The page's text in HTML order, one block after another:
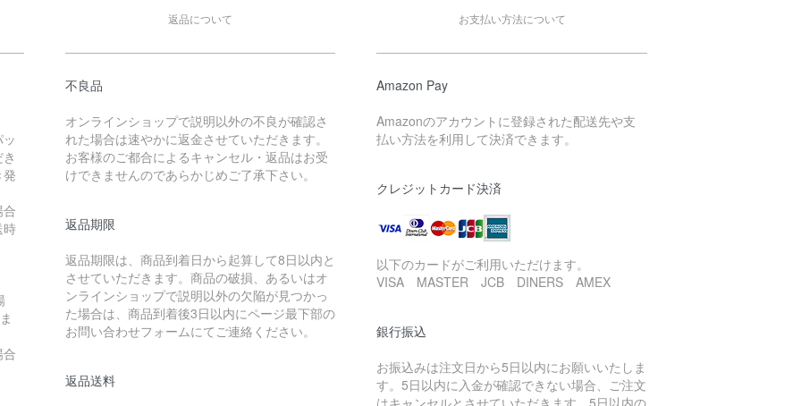
時
返品について
不良品
オンラインショップで説明以外の不良が確認さ
れた場合は速やかに返金させていただきます。
お客様のご都合によるキャンセル・返品はお受
けできませんのであらかじめご了承下さい。
返品期限
返品期限は、商品到着日から起算して8日以内と
させていただきます。商品の破損、あるいはオ
ンラインショップで説明以外の欠陥が見つかっ
た場合は、商品到着後3日以内にページ最下部の
お問い合わせフォームにてご連絡ください。
返品送料
お支払い方法について
Amazon Pay
Amazonのアカウントに登録された配送先や支
払い方法を利用して決済できます。
クレジットカード決済
以下のカードがご利用いただけます。
VISA MASTER JCB DINERS AMEX
銀行振込
お振込みは注文日から5日以内にお願いいたしま
す。5日以内に入金が確認できない場合、ご注文